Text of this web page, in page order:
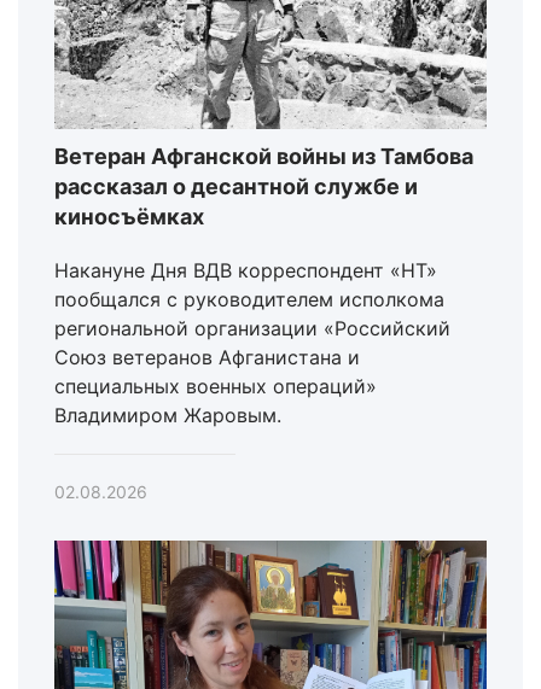
Ветеран Афганской войны из Тамбова
рассказал о десантной службе и
киносъёмках
Накануне Дня ВДВ корреспондент «НТ»
пообщался с руководителем исполкома
региональной организации «Российский
Союз ветеранов Афганистана и
специальных военных операций»
Владимиром Жаровым.
02.08.2026